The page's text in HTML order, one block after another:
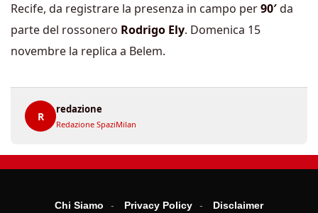
Recife, da registrare la presenza in campo per90′da
parte del rossonero Rodrigo Ely. Domenica 15
novembre la replica a Belem.
R
redazione
Redazione SpaziMilan
Chi Siamo Privacy Policy Disclaimer